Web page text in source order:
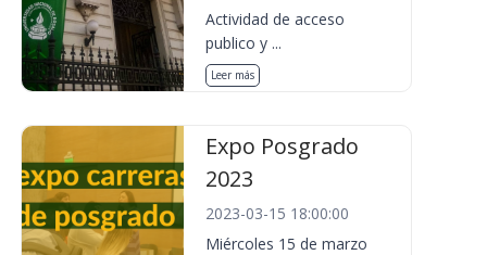
Actividad de acceso
publico y ...
Leer más
Expo Posgrado
2023
2023-03-15 18:00:00
Miércoles 15 de marzo